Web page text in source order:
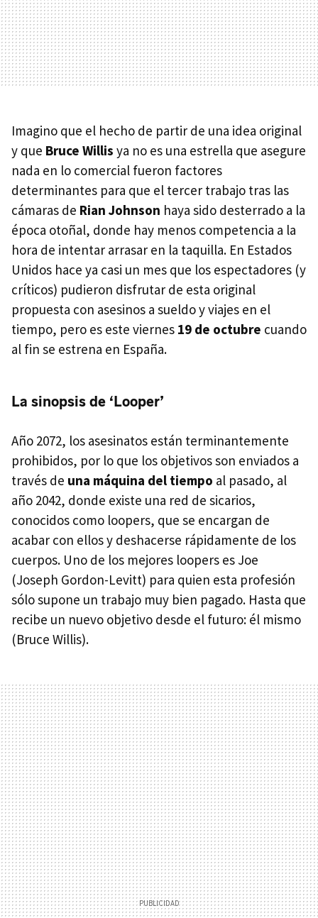
Imagino que el hecho de partir de una idea original
y que Bruce Willis ya no es una estrella que asegure
nada en lo comercial fueron factores
determinantes para que el tercer trabajo tras las
cámaras de Rian Johnson haya sido desterrado a la
época otoñal, donde hay menos competencia a la
hora de intentar arrasar en la taquilla. En Estados
Unidos hace ya casi un mes que los espectadores (y
críticos) pudieron disfrutar de esta original
propuesta con asesinos a sueldo y viajes en el
tiempo, pero es este viernes 19 de octubre cuando
al fin se estrena en España.
La sinopsis de ‘Looper’
Año 2072, los asesinatos están terminantemente
prohibidos, por lo que los objetivos son enviados a
través de una máquina del tiempo al pasado, al
año 2042, donde existe una red de sicarios,
conocidos como loopers, que se encargan de
acabar con ellos y deshacerse rápidamente de los
cuerpos. Uno de los mejores loopers es Joe
(Joseph Gordon-Levitt) para quien esta profesión
sólo supone un trabajo muy bien pagado. Hasta que
recibe un nuevo objetivo desde el futuro: él mismo
(Bruce Willis).